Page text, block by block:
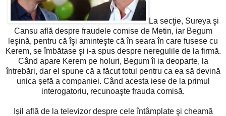
La secţie, Sureya şi
Cansu află despre fraudele comise de Metin, iar Begum
leşină, pentru că îşi aminteşte că în seara în care fusese cu
Kerem, se îmbătase şi i-a spus despre neregulile de la firmă.
Când apare Kerem pe holuri, Begum îl ia deoparte, la
întrebări, dar el spune că a făcut totul pentru ca ea să devină
unica șefă a companiei. Când acesta iese de la primul
interogatoriu, recunoaşte frauda comisă.
Ișil află de la televizor despre cele întâmplate şi cheamă